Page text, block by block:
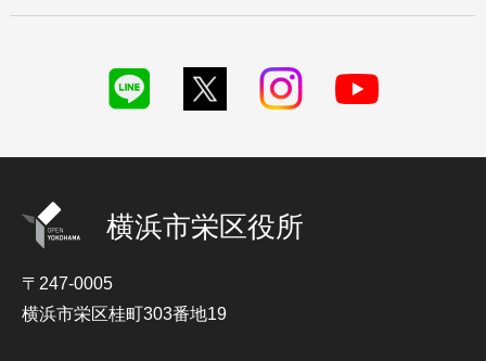
横浜市栄区役所
〒247-0005
横浜市栄区桂町303番地19